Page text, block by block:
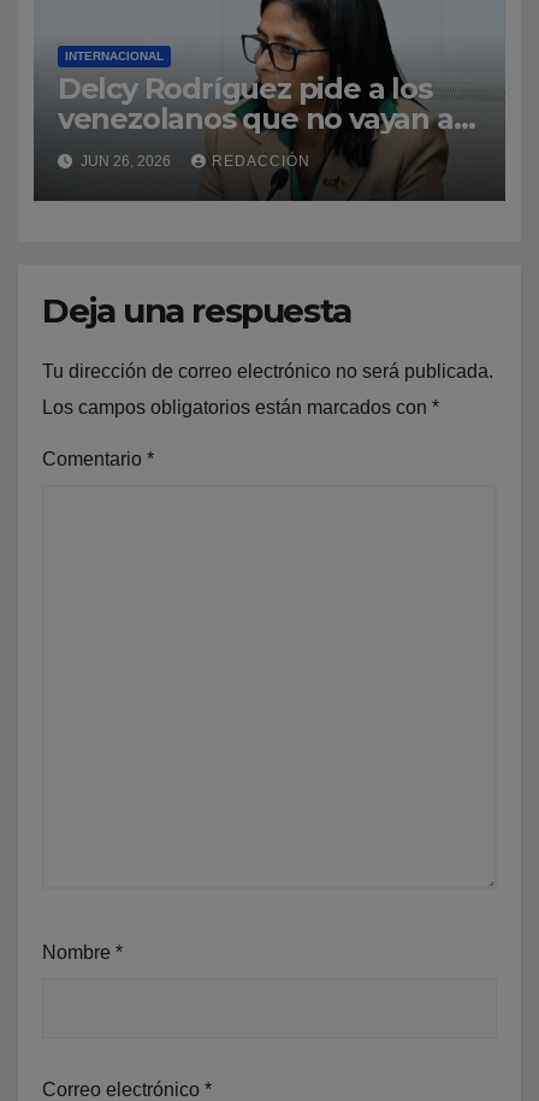
INTERNACIONAL
Delcy Rodríguez pide a los
venezolanos que no vayan a
La Guaira para no obstaculizar
las labores de rescate
JUN 26, 2026 REDACCIÓN
Deja una respuesta
Tu dirección de correo electrónico no será publicada.
Los campos obligatorios están marcados con *
Comentario *
Nombre *
Correo electrónico *